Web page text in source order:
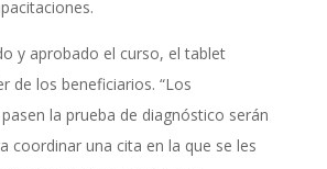
y aprobado el curso, el tablet
de los beneficiarios. “Los
la prueba de diagnóstico serán
coordinar una cita en la que se les